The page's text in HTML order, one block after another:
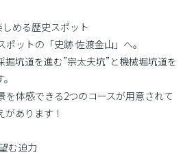
める歴史スポット
ットの「史跡 佐渡金山」へ。
坑道を進む”宗太夫坑”と機械堀坑道を
を体感できる2つのコースが用意されて
があります！
む迫力